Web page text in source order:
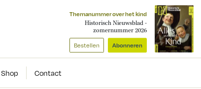
Themanummer over het kind
Historisch Nieuwsblad -
zomernummer 2026
Bestellen Abonneren
Shop Contact